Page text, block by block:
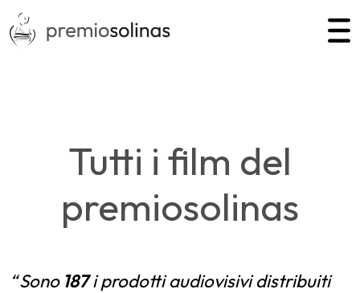
Tutti i film del
premiosolinas
Sono 187i prodotti audiovisivi distribuiti